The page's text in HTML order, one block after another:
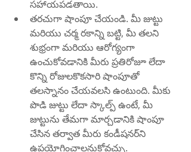
సహాయపడతాయి.
తరచుగా షాంపూ చేయండి. మీ జుట్టు
మరియు చర్మ రకాన్ని బట్టి, మీ తలని
శుభ్రంగా మరియు ఆరోగ్యంగా
ఉంచుకోవడానికి మీరు ప్రతిరోజూ లేదా
కొన్ని రోజులకొకసారి షాంపూతో
తలస్నానం చేయవలసి ఉంటుంది. మీకు
పొడి జుట్టు లేదా స్కాల్ప్ ఉంటే, మీ
జుట్టును తేమగా మార్చడానికి షాంపూ
చేసిన తర్వాత మీరు కండీషనర్‌ని
ఉపయోగించాలనుకోవచ్చు.